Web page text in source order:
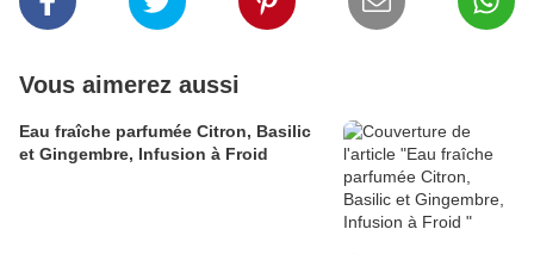
Vous aimerez aussi
Eau fraîche parfumée Citron, Basilic
et Gingembre, Infusion à Froid